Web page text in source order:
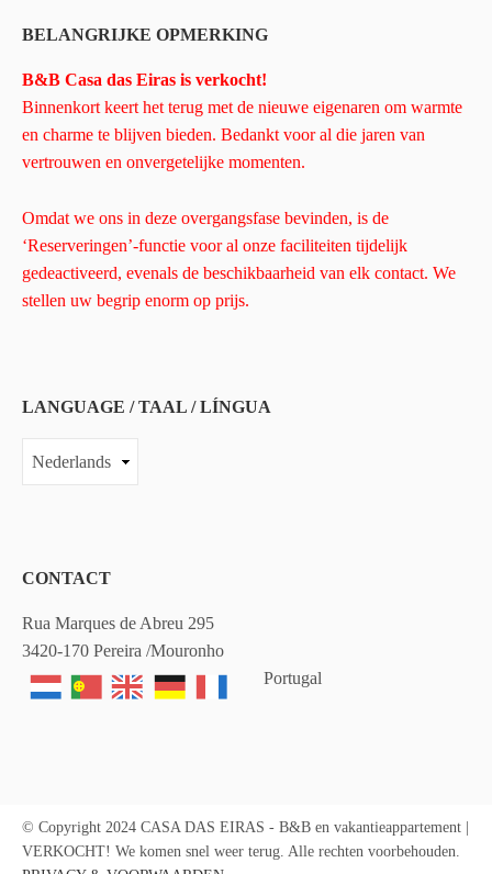
BELANGRIJKE OPMERKING
B&B Casa das Eiras is verkocht!
Binnenkort keert het terug met de nieuwe eigenaren om warmte
en charme te blijven bieden. Bedankt voor al die jaren van
vertrouwen en onvergetelijke momenten.
Omdat we ons in deze overgangsfase bevinden, is de
‘Reserveringen’-functie voor al onze faciliteiten tijdelijk
gedeactiveerd, evenals de beschikbaarheid van elk contact. We
stellen uw begrip enorm op prijs.
LANGUAGE / TAAL / LÍNGUA
CONTACT
Rua Marques de Abreu 295
3420-170 Pereira /Mouronho
Portugal
© Copyright 2024 CASA DAS EIRAS - B&B en vakantieappartement |
VERKOCHT! We komen snel weer terug. Alle rechten voorbehouden.